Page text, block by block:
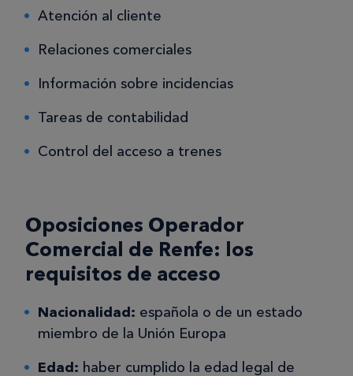
Atención al cliente
Relaciones comerciales
Información sobre incidencias
Tareas de contabilidad
Control del acceso a trenes
Oposiciones Operador
Comercial de Renfe: los
requisitos de acceso
Nacionalidad: española o de un estado
miembro de la Unión Europa
Edad: haber cumplido la edad legal de